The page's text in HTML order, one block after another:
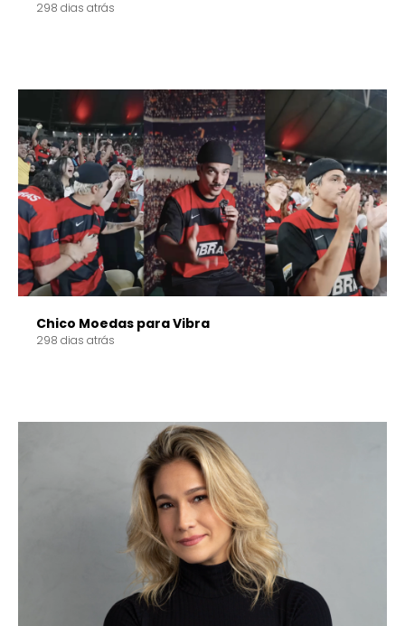
298 dias atrás
Chico Moedas para Vibra
298 dias atrás